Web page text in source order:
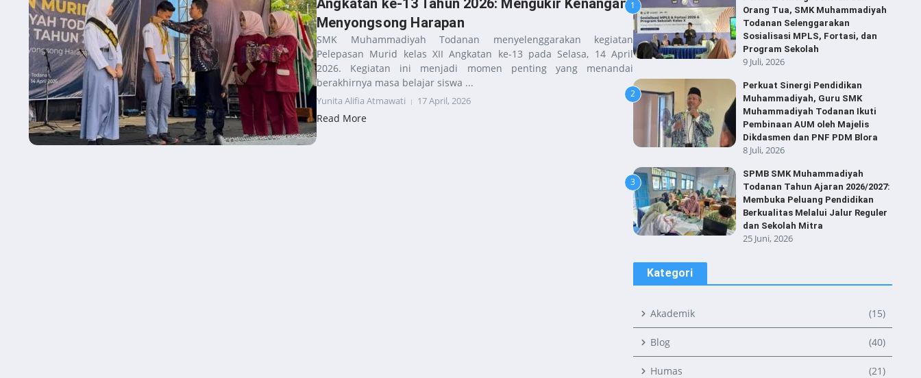
Angkatan ke-13 Tahun 2026: Mengukir Kenangan,
Menyongsong Harapan
SMK Muhammadiyah Todanan menyelenggarakan kegiatan
Pelepasan Murid kelas XII Angkatan ke-13 pada Selasa, 14 April
2026. Kegiatan ini menjadi momen penting yang menandai
berakhirnya masa belajar siswa ...
Yunita Alifia Atmawati 17 April, 2026
Read More
1
Orang Tua, SMK Muhammadiyah
Todanan Selenggarakan
Sosialisasi MPLS, Fortasi, dan
Program Sekolah
9 Juli, 2026
2
Perkuat Sinergi Pendidikan
Muhammadiyah, Guru SMK
Muhammadiyah Todanan Ikuti
Pembinaan AUM oleh Majelis
Dikdasmen dan PNF PDM Blora
8 Juli, 2026
3
SPMB SMK Muhammadiyah
Todanan Tahun Ajaran 2026/2027:
Membuka Peluang Pendidikan
Berkualitas Melalui Jalur Reguler
dan Sekolah Mitra
25 Juni, 2026
Kategori
Akademik (15)
Blog (40)
Humas (21)